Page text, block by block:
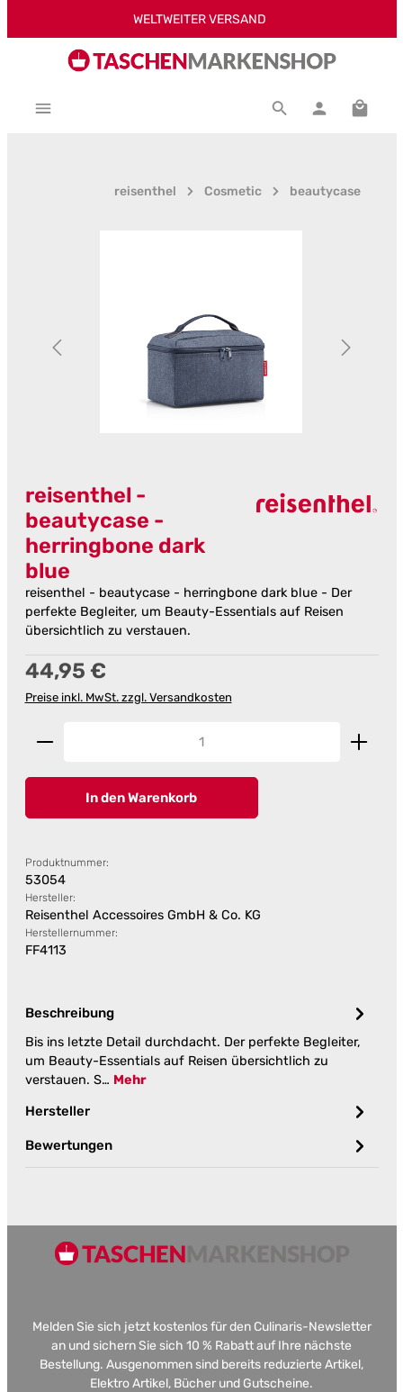
Zum Hauptinhalt springenWELTWEITER VERSAND
reisenthel Cosmetic beautycase
reisenthel -
beautycase -
herringbone dark
blue
reisenthel - beautycase - herringbone dark blue - Der
perfekte Begleiter, um Beauty-Essentials auf Reisen
übersichtlich zu verstauen.
Regulärer Preis:
44,95 €
Preise inkl. MwSt. zzgl. Versandkosten
Produkt Anzahl: Gib den gewünschten Wert ein
In den Warenkorb
Produktnummer:
53054
Hersteller:
Reisenthel Accessoires GmbH & Co. KG
Herstellernummer:
FF4113
Beschreibung
Bis ins letzte Detail durchdacht. Der perfekte Begleiter,
um Beauty-Essentials auf Reisen übersichtlich zu
verstauen. S… Mehr
Hersteller
Bewertungen
Melden Sie sich jetzt kostenlos für den Culinaris-Newsletter
an und sichern Sie sich 10 % Rabatt auf Ihre nächste
Bestellung. Ausgenommen sind bereits reduzierte Artikel,
Elektro Artikel, Bücher und Gutscheine.